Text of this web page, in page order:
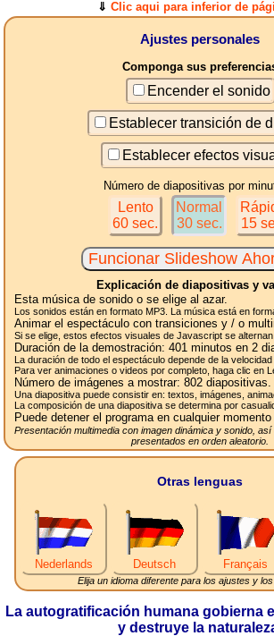
⇓ Clic aqui para inferior de
Ajustes personales
Componga sus
Encender el sonido
Establecer transición de
Establecer efectos
Número de diapositivas por
Lento
60 sec.
Normal
30 sec.
15
Explicación de diapositivas y
Esta música de sonido o se elige al azar.
Los sonidos están en formato MP3. La música está en
Animar el espectáculo con transiciones y / o
Si se elige, estos efectos visuales de Javascript se alternan
Duración de la demostración:401 minutos en 2
La duración de todo el espectáculo depende de la velocidad
Para ver animaciones o videos por completo, haga clic en
Número de imágenes a mostrar:802 diapositivas.
Una diapositiva puede consistir en: textos, imágenes,
La composición de una diapositiva se determina por
Puede detener el programa en cualquier momento
Presentación multimedia con imagen dinámica y sonido,
presentados en orden aleatorio.
Otras lenguas
Nederlands Deutsch Français
Elija un idioma diferente para los ajustes y
La autogratificación humana gobierna
y destruye la